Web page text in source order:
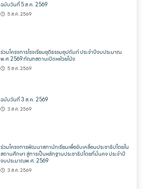
ฉบับวันที่ 5 ส.ค. 2569
5 ส.ค. 2569
ร่วมโครงการโรงเรียนยุติธรรมอุปถัมภ์ ประจำปีงบประมาณ
พ.ศ.2569 ทัณฑสถานเปิดหห้วยโป่ง
5 ส.ค. 2569
ฉบับวันที่ 3 ส.ค. 2569
3 ส.ค. 2569
ร่วมโครงการพัฒนาสภานักเรียนเพื่อขับเคลื่อนประชาธิปไตยใน
สถานศึกษา สู่การเป็นหลักฐานประชาธิปไตยที่มั่นคง ประจำปี
งบประมาณพ.ศ. 2569
3 ส.ค. 2569